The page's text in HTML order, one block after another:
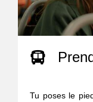
Tu poses le